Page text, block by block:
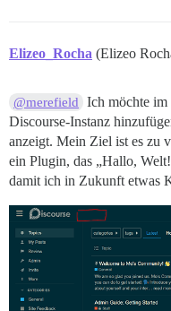
Elizeo_Rocha (Elizeo
@merefield
Ich möchte
Discourse-Instanz
anzeigt. Mein Ziel ist es zu
ein Plugin, das „Hallo,
damit ich in Zukunft etwas